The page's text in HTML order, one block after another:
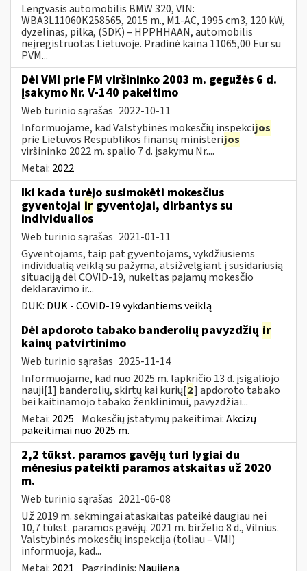
Lengvasis automobilis BMW 320, VIN:
WBA3L11060K258565, 2015 m., M1-AC, 1995 cm3, 120 kW,
dyzelinas, pilka, (SDK) – HPPHHAAN, automobilis
neįregistruotas Lietuvoje. Pradinė kaina 11065,00 Eur su
PVM...
Dėl VMI prie FM viršininko 2003 m. gegužės 6 d.
įsakymo Nr. V-140 pakeitimo
Web turinio sąrašas 2022-10-11
Informuojame, kad Valstybinės mokesčių inspekcijos
prie Lietuvos Respublikos finansų ministerijos
viršininko 2022 m. spalio 7 d. įsakymu Nr....
Metai: 2022
Iki kada turėjo susimokėti mokesčius
gyventojai ir gyventojai, dirbantys su
individualios
Web turinio sąrašas 2021-01-11
Gyventojams, taip pat gyventojams, vykdžiusiems
individualią veiklą su pažyma, atsižvelgiant į susidariusią
situaciją dėl COVID-19, nukeltas pajamų mokesčio
deklaravimo ir...
DUK: DUK - COVID-19 vykdantiems veiklą
Dėl apdoroto tabako banderolių pavyzdžių ir
kainų patvirtinimo
Web turinio sąrašas 2025-11-14
Informuojame, kad nuo 2025 m. lapkričio 13 d. įsigaliojo
nauji[1] banderolių, skirtų kai kurių[2] apdoroto tabako
bei kaitinamojo tabako ženklinimui, pavyzdžiai...
Metai: 2025 Mokesčių įstatymų pakeitimai:Akcizų
pakeitimai nuo 2025 m.
2,2 tūkst. paramos gavėjų turi lygiai du
mėnesius pateikti paramos atskaitas už 2020
m.
Web turinio sąrašas 2021-06-08
Už 2019 m. sėkmingai ataskaitas pateikė daugiau nei
10,7 tūkst. paramos gavėjų. 2021 m. birželio 8 d., Vilnius.
Valstybinės mokesčių inspekcija (toliau – VMI)
informuoja, kad...
Metai: 2021 Pagrindinis: Naujiena